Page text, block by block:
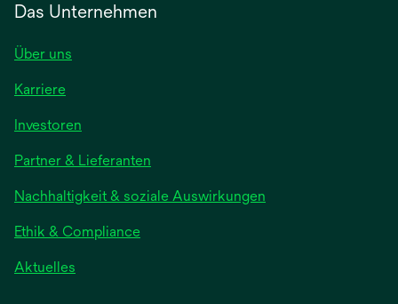
Das Unternehmen
Über uns
Karriere
Investoren
einer
neuen
Registerkarte
geöffnet
Partner & Lieferanten
Nachhaltigkeit & soziale Auswirkungen
Ethik & Compliance
Aktuelles